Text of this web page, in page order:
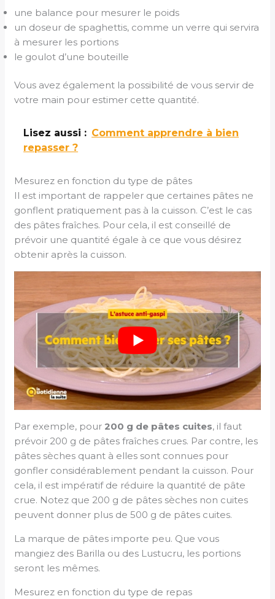
une balance pour mesurer le poids
un doseur de spaghettis, comme un verre qui servira
à mesurer les portions
le goulot d’une bouteille
Vous avez également la possibilité de vous servir de
votre main pour estimer cette quantité.
Lisez aussi : Comment apprendre à bien
repasser ?
Mesurez en fonction du type de pâtes
Il est important de rappeler que certaines pâtes ne
gonflent pratiquement pas à la cuisson. C’est le cas
des pâtes fraîches. Pour cela, il est conseillé de
prévoir une quantité égale à ce que vous désirez
obtenir après la cuisson.
Par exemple, pour200 g de pâtes cuites, il faut
prévoir 200 g de pâtes fraîches crues. Par contre, les
pâtes sèches quant à elles sont connues pour
gonfler considérablement pendant la cuisson. Pour
cela, il est impératif de réduire la quantité de pâte
crue. Notez que 200 g de pâtes sèches non cuites
peuvent donner plus de 500 g de pâtes cuites.
La marque de pâtes importe peu. Que vous
mangiez des Barilla ou des Lustucru, les portions
seront les mêmes.
Mesurez en fonction du type de repas